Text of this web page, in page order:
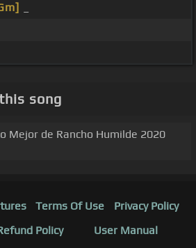
song
Mejor de Rancho Humilde 2020
Terms Of Use
Privacy Policy
Policy
User Manual